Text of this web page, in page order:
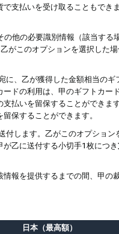
支払いを受け取ることもでき
他の必要識別情報（該当する場
がこのオプションを選択した
、乙が獲得した金額相当のギ
ドの利用は、甲のギフトカー
払いを留保することができま
保することができます。
します。乙がこのオプション
乙に送付する小切手1枚につき
報を提供するまでの間、甲の
日本（最高額）